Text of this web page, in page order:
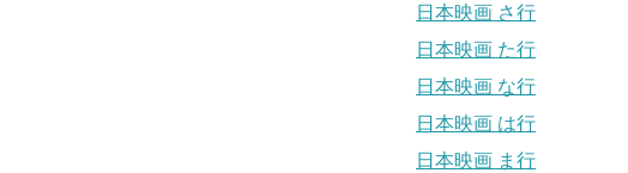
日本映画 さ行
日本映画 た行
日本映画 な行
日本映画 は行
日本映画 ま行